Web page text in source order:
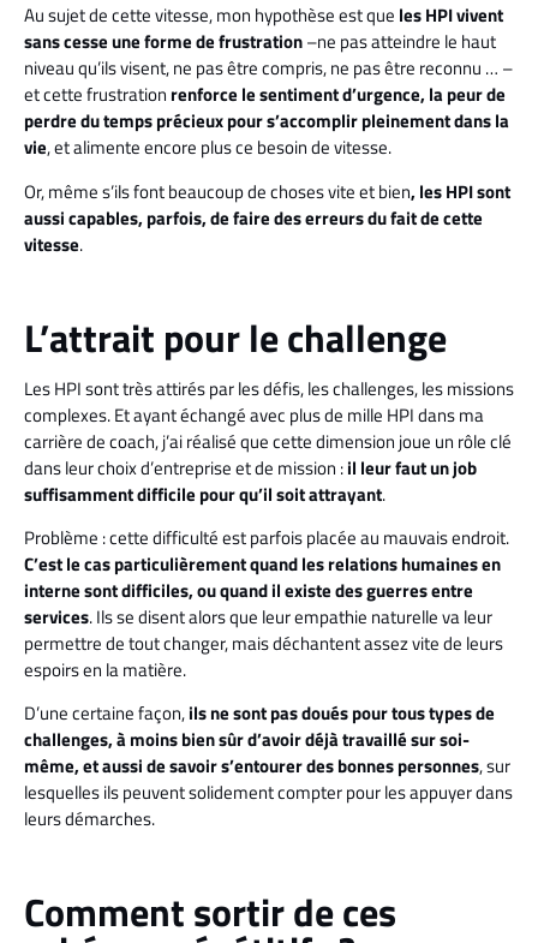
Au sujet de cette vitesse, mon hypothèse est que les HPI vivent
sans cesse une forme de frustration–ne pas atteindre le haut
niveau qu’ils visent, ne pas être compris, ne pas être reconnu … –
et cette frustration renforce le sentiment d’urgence, la peur de
perdre du temps précieux pour s’accomplir pleinement dans la
vie, et alimente encore plus ce besoin de vitesse.
Or, même s’ils font beaucoup de choses vite et bien, les HPI sont
aussi capables, parfois, de faire des erreurs du fait de cette
vitesse.
L’attrait pour le challenge
Les HPI sont très attirés par les défis, les challenges, les missions
complexes. Et ayant échangé avec plus de mille HPI dans ma
carrière de coach, j’ai réalisé que cette dimension joue un rôle clé
dans leur choix d’entreprise et de mission :il leur faut un job
suffisamment difficile pour qu’il soit attrayant.
Problème : cette difficulté est parfois placée au mauvais endroit.
C’est le cas particulièrement quand les relations humaines en
interne sont difficiles, ou quand il existe des guerres entre
services. Ils se disent alors que leur empathie naturelle va leur
permettre de tout changer, mais déchantent assez vite de leurs
espoirs en la matière.
D’une certaine façon,ils ne sont pas doués pour tous types de
challenges, à moins bien sûr d’avoir déjà travaillé sur soi-
même, et aussi de savoir s’entourer des bonnes personnes, sur
lesquelles ils peuvent solidement compter pour les appuyer dans
leurs démarches.
Comment sortir de ces